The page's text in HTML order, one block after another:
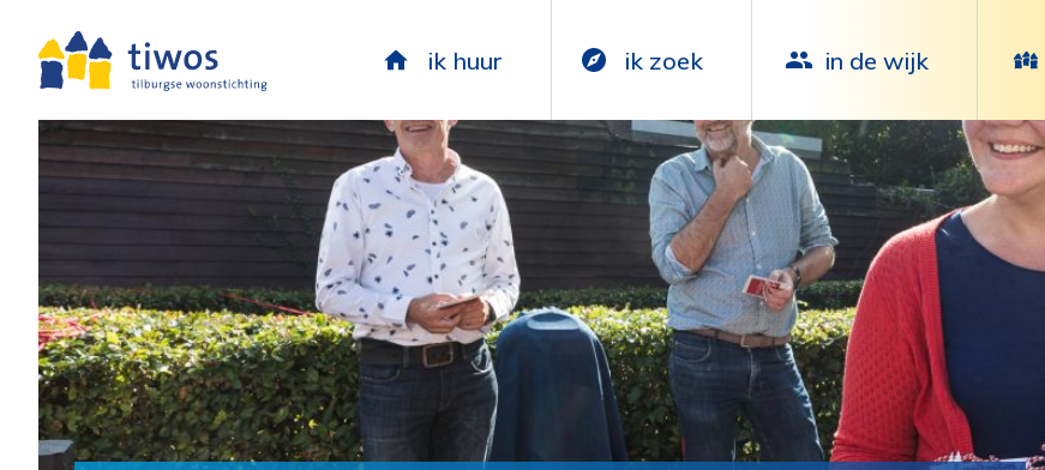
ik huur ik zoek in de wijk